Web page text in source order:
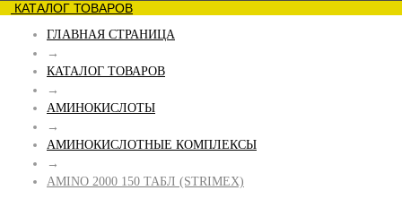
КАТАЛОГ ТОВАРОВ
ГЛАВНАЯ СТРАНИЦА
→
КАТАЛОГ ТОВАРОВ
→
АМИНОКИСЛОТЫ
→
АМИНОКИСЛОТНЫЕ КОМПЛЕКСЫ
→
AMINO 2000 150 ТАБЛ (STRIMEX)